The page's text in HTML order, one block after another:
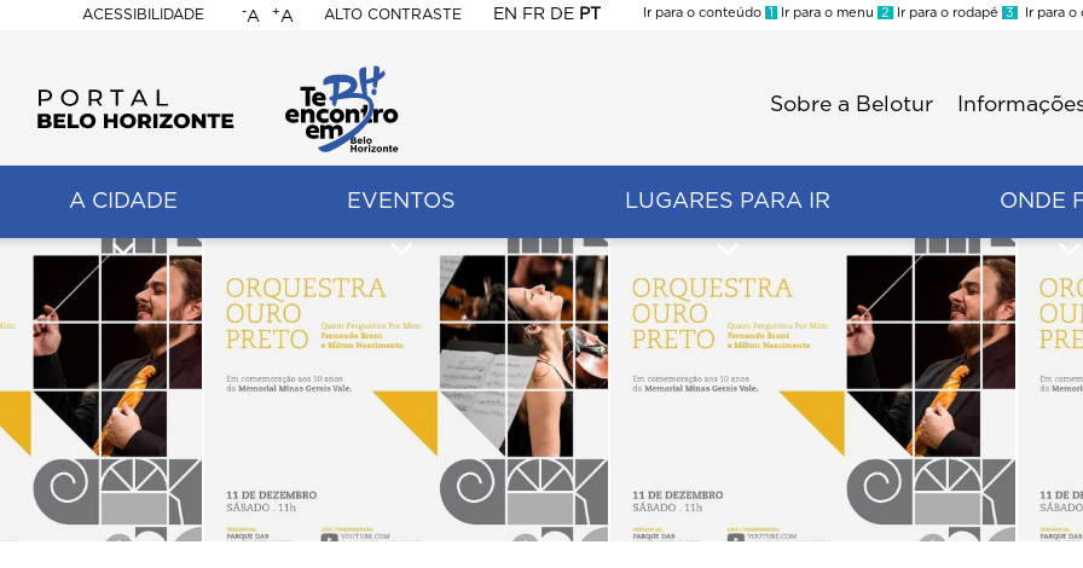
ACESSIBILIDADE
BELO
HORIZONTE
-A +A ALTO CONTRASTE EN FR DE PT
Ir para o conteúdo 1 Ir para o menu 2 Ir para o rodapé 3 Ir para o
Sobre a Belotur
A CIDADE EVENTOS LUGARES PARA IR ONDE